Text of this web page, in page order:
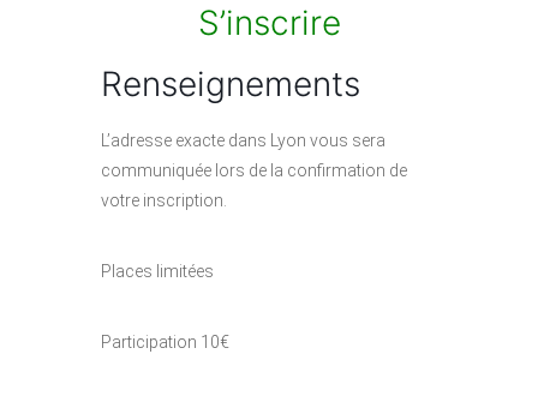
S’inscrire
Renseignements
L’adresse exacte dans Lyon vous sera
communiquée lors de la confirmation de
votre inscription.
Places limitées
Participation 10€